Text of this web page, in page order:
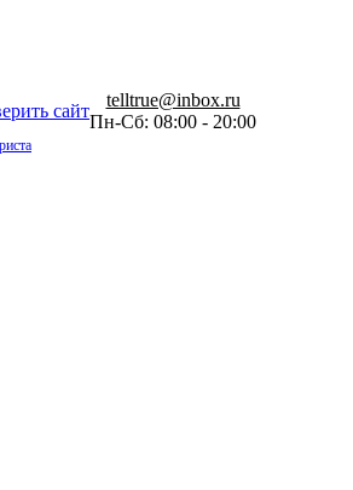
сайт
telltrue@inbox.ru
Пн-Сб: 08:00 - 20:00